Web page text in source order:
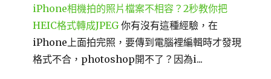
iPhone相機拍的照片檔案不相容？2秒教你把
HEIC格式轉成JPEG 你有沒有這種經驗，在
iPhone上面拍完照，要傳到電腦裡編輯時才發現
格式不合，photoshop開不了？因為i...